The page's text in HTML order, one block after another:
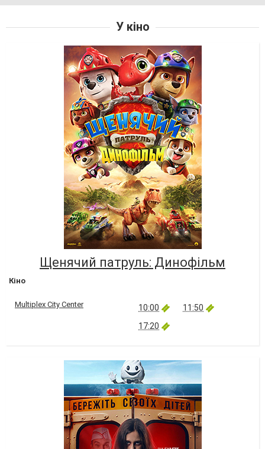
У кіно
Щенячий патруль: Динофільм
Кіно
Multiplex City Center 10:00
11:50
17:20